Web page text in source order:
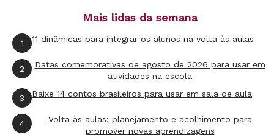
estou traduzindo e qual é o estilo do autor, como o
tipo de vocabulário que ele usa, como prefere
combinar as palavra e as estruturas sintáticas que
ele prefere. Em alguma medida isso pode ser
transposto ao português. Outro cuidado que tomo é
tentar entender aquela obra no contexto histórico
em que ela foi escrita, pois não se deve sobrepor o
Mais lidas da semana
1 11 dinâmicas para integrar os alunos na volta às aulas
2
Datas comemorativas de agosto de 2026 para usar em
atividades na escola
3 Baixe 14 contos brasileiros para usar em sala de aula
4
Volta às aulas: planejamento e acolhimento para
promover novas aprendizagens